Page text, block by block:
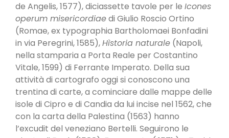
de Angelis, 1577), diciassette tavole per le Icones
operum misericordiaedi Giulio Roscio Ortino
(Romae, ex typographia Bartholomaei Bonfadini
in via Pe­regrini, 1585),Hìstoria naturale (Napoli,
nella stamparia a Porta Reale per Costantino
Vitale, 1599) di Ferrante Imperato. Della sua
attività di cartografo oggi si conoscono una
trentina di carte, a cominciare dalle mappe delle
isole di Cipro e di Candia da lui incise nel 1562, che
con la carta della Palestina (1563) hanno
l’excudit del veneziano Bertelli. Seguirono le